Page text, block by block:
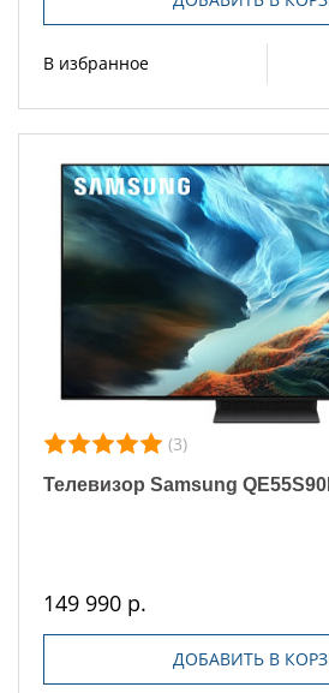
В избранное
(3)
Телевизор Samsung
149 990 р.
ДОБАВИТЬ В